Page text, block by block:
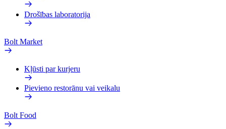
Drošības laboratorija
Bolt Market
Kļūsti par kurjeru
Pievieno restorānu vai veikalu
Bolt Food